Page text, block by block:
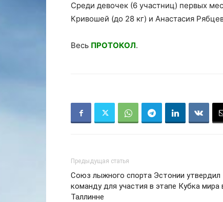
Среди девочек (6 участниц) первых
Кривошей (до 28 кг) и Анастасия
Весь ПРОТОКОЛ.
Предыдущая статья
Cоюз лыжного спорта Эстонии утвердил
команду для участия в этапе Кубка мира
Таллинне